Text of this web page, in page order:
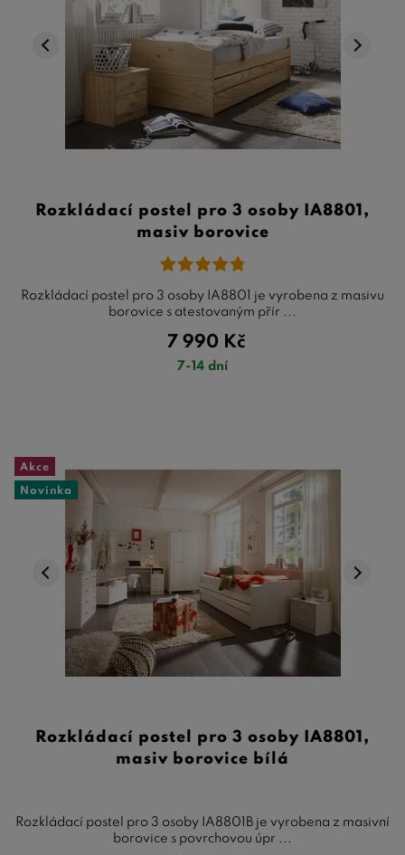
Rozkládací postel pro 3 osoby IA8801,
masiv borovice
Rozkládací postel pro 3 osoby IA8801 je vyrobena z masivu
borovice s atestovaným přír ...
7 990 Kč
7-14 dní
Akce
Novinka
Rozkládací postel pro 3 osoby IA8801,
masiv borovice bílá
Rozkládací postel pro 3 osoby IA8801B je vyrobena z masivní
borovice s povrchovou úpr ...